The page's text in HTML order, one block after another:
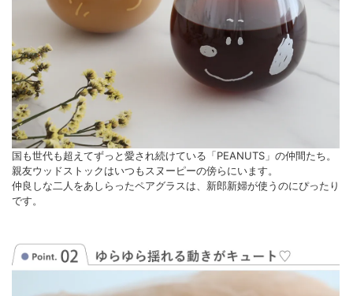
国も世代も超えてずっと愛され続けている「PEANUTS」の仲間たち。
親友ウッドストックはいつもスヌーピーの傍らにいます。
仲良しな二人をあしらったペアグラスは、新郎新婦が使うのにぴったり
です。